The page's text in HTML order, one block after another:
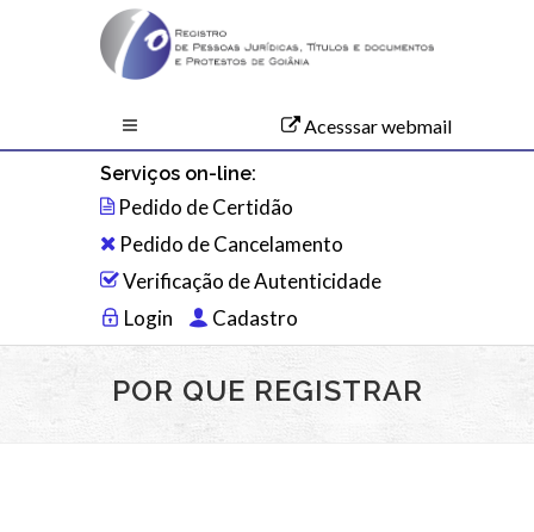
Acesssar webmail
Serviços on-line:
Pedido de Certidão
Pedido de Cancelamento
Verificação de Autenticidade
Login
Cadastro
POR QUE REGISTRAR